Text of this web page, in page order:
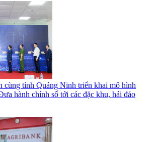
cùng tỉnh Quảng Ninh triển khai mô hình
hành chính số tới các đặc khu, hải đảo